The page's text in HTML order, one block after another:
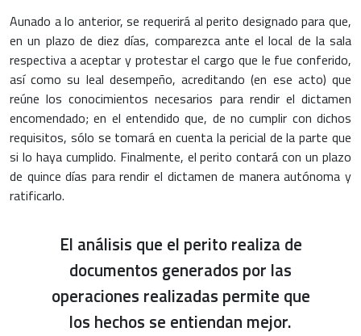
Aunado a lo anterior, se requerirá al perito designado para que,
en un plazo de diez días, comparezca ante el local de la sala
respectiva a aceptar y protestar el cargo que le fue conferido,
así como su leal desempeño, acreditando (en ese acto) que
reúne los conocimientos necesarios para rendir el dictamen
encomendado; en el entendido que, de no cumplir con dichos
requisitos, sólo se tomará en cuenta la pericial de la parte que
si lo haya cumplido. Finalmente, el perito contará con un plazo
de quince días para rendir el dictamen de manera autónoma y
ratificarlo.
El análisis que el perito realiza de
documentos generados por las
operaciones realizadas permite que
los hechos se entiendan mejor.